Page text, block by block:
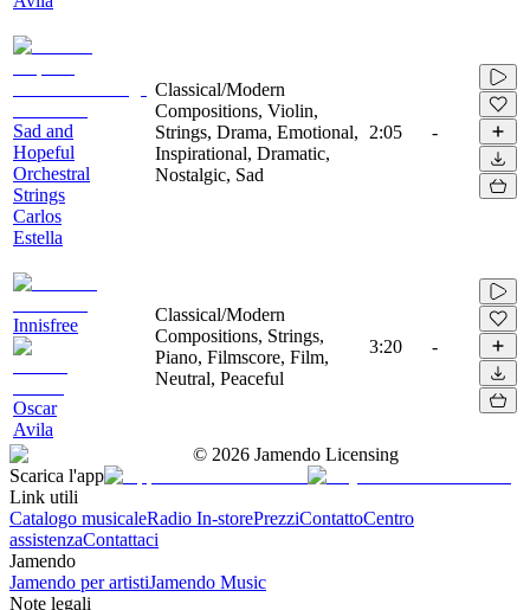
Sad and
Hopeful
Orchestral
Strings
Carlos
Estella
Classical/Modern
Compositions, Violin,
Strings, Drama, Emotional,
Inspirational, Dramatic,
Nostalgic, Sad
2:05 -
Innisfree
Oscar
Avila
Classical/Modern
Compositions, Strings,
Piano, Filmscore, Film,
Neutral, Peaceful
3:20 -
© 2026 Jamendo Licensing
Scarica l'app
Link utili
Catalogo musicaleRadio In-storePrezziContattoCentro
assistenzaContattaci
Jamendo
Jamendo per artistiJamendo Music
Note legali